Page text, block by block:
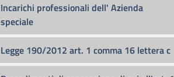
Incarichi professionali dell' Azienda
speciale
Legge 190/2012 art. 1 comma 16 lettera c